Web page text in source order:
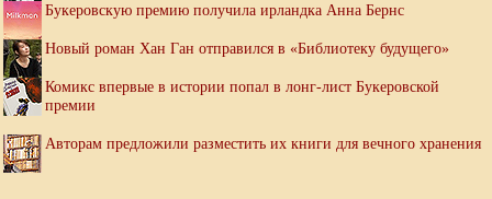
Букеровскую премию получила ирландка Анна Бернс
Новый роман Хан Ган отправился в «Библиотеку будущего»
Комикс впервые в истории попал в лонг-лист Букеровской
премии
Авторам предложили разместить их книги для вечного хранения